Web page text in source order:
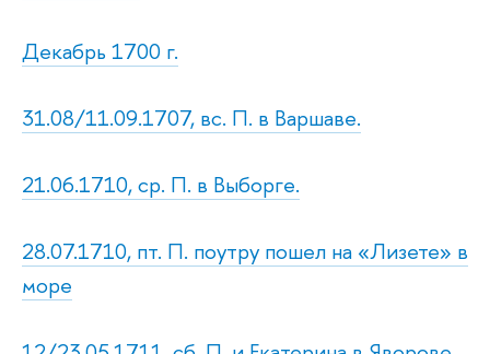
Декабрь 1700 г.
31.08/11.09.1707, вс. П. в Варшаве.
21.06.1710, ср. П. в Выборге.
28.07.1710, пт. П. поутру пошел на «Лизете» в
море